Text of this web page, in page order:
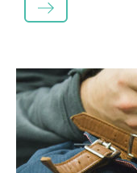
LÄS MER